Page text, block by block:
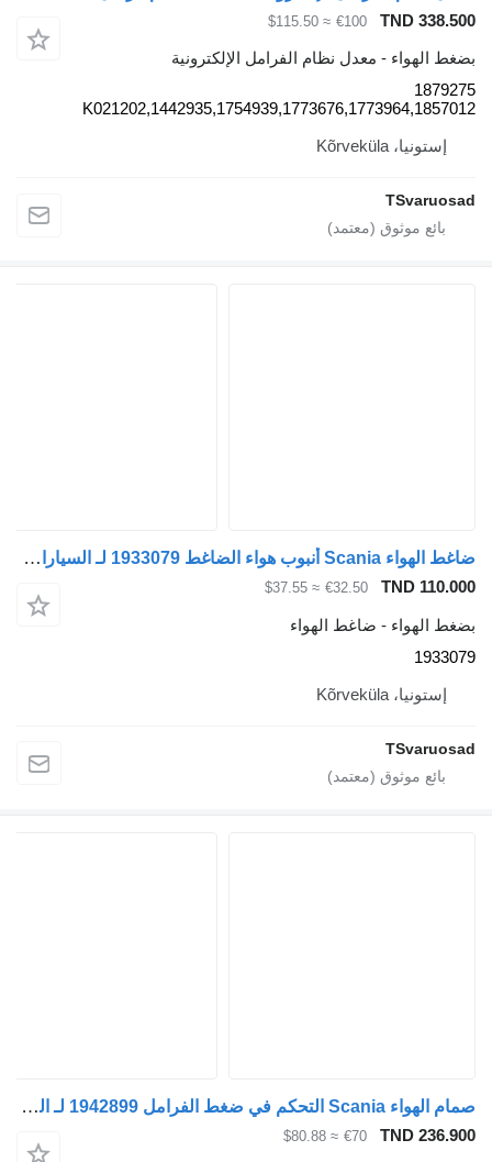
TND
€100
≈ $115.50
الهواء - معدل نظام الفرامل الإلكترونية
إستونيا، Kõrveküla
ضاغط الهواء Scania أنبوب هواء الضاغط 1933079 لـ السيارات القاطرة Scania G400
TND
€32.50
≈ $37.55
الهواء - ضاغط الهواء
إستونيا، Kõrveküla
صمام الهواء Scania التحكم في ضغط الفرامل 1942899 لـ السيارات القاطرة Scania G400
TND
€70
≈ $80.88